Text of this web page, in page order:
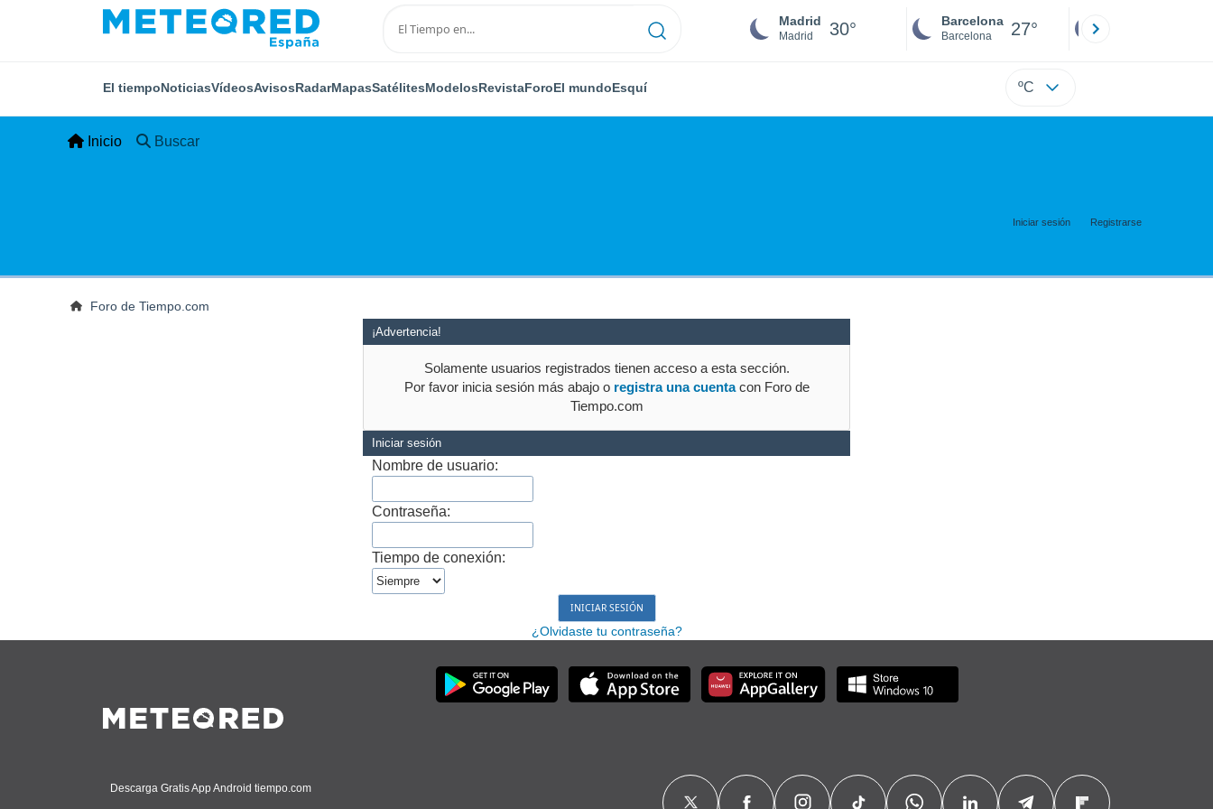
Madrid
Madrid 30° Barcelona
Barcelona 27°
El tiempoNoticiasVídeosAvisosRadarMapasSatélitesModelosRevistaForoEl mundoEsquí ºC
Inicio Buscar
Iniciar sesión Registrarse
Foro de Tiempo.com
¡Advertencia!
Solamente usuarios registrados tienen acceso a esta sección.
Por favor inicia sesión más abajo o registra una cuentacon Foro de
Tiempo.com
Iniciar sesión
Nombre de usuario:
Contraseña:
Tiempo de conexión:
¿Olvidaste tu contraseña?
Descarga Gratis App Android tiempo.com